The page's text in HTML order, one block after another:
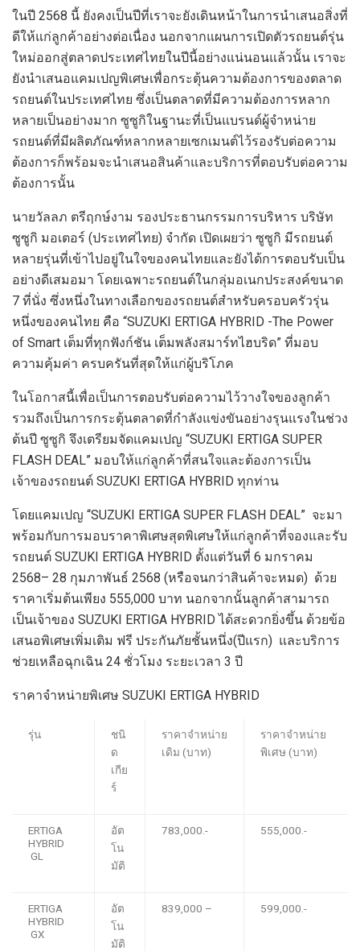
ในปี 2568 นี้ ยังคงเป็นปีที่เราจะยังเดินหน้าในการนำเสนอสิ่งที่
ดีให้แก่ลูกค้าอย่างต่อเนื่อง นอกจากแผนการเปิดตัวรถยนต์รุ่น
ใหม่ออกสู่ตลาดประเทศไทยในปีนี้อย่างแน่นอนแล้วนั้น เราจะ
ยังนำเสนอแคมเปญพิเศษเพื่อกระตุ้นความต้องการของตลาด
รถยนต์ในประเทศไทย ซึ่งเป็นตลาดที่มีความต้องการหลาก
หลายเป็นอย่างมาก ซูซูกิในฐานะที่เป็นแบรนด์ผู้จำหน่าย
รถยนต์ที่มีผลิตภัณฑ์หลากหลายเซกเมนต์ไว้รองรับต่อความ
ต้องการก็พร้อมจะนำเสนอสินค้าและบริการที่ตอบรับต่อความ
ต้องการนั้น
นายวัลลภ ตรีฤกษ์งาม รองประธานกรรมการบริหาร บริษัท
ซูซูกิ มอเตอร์ (ประเทศไทย) จำกัด เปิดเผยว่า ซูซูกิ มีรถยนต์
หลายรุ่นที่เข้าไปอยู่ในใจของคนไทยและยังได้การตอบรับเป็น
อย่างดีเสมอมา โดยเฉพาะรถยนต์ในกลุ่มอเนกประสงค์ขนาด
7 ที่นั่ง ซึ่งหนึ่งในทางเลือกของรถยนต์สำหรับครอบครัวรุ่น
หนึ่งของคนไทย คือ “SUZUKI ERTIGA HYBRID -The Power
of Smart เต็มที่ทุกฟังก์ชัน เต็มพลังสมาร์ทไฮบริด” ที่มอบ
ความคุ้มค่า ครบครันที่สุดให้แก่ผู้บริโภค
ในโอกาสนี้เพื่อเป็นการตอบรับต่อความไว้วางใจของลูกค้า
รวมถึงเป็นการกระตุ้นตลาดที่กำลังแข่งขันอย่างรุนแรงในช่วง
ต้นปี ซูซูกิ จึงเตรียมจัดแคมเปญ “SUZUKI ERTIGA SUPER
FLASH DEAL” มอบให้แก่ลูกค้าที่สนใจและต้องการเป็น
เจ้าของรถยนต์ SUZUKI ERTIGA HYBRID ทุกท่าน
โดยแคมเปญ “SUZUKI ERTIGA SUPER FLASH DEAL” จะมา
พร้อมกับการมอบราคาพิเศษสุดพิเศษให้แก่ลูกค้าที่จองและรับ
รถยนต์ SUZUKI ERTIGA HYBRID ตั้งแต่วันที่ 6 มกราคม
2568– 28 กุมภาพันธ์ 2568 (หรือจนกว่าสินค้าจะหมด) ด้วย
ราคาเริ่มต้นเพียง 555,000 บาท นอกจากนั้นลูกค้าสามารถ
เป็นเจ้าของ SUZUKI ERTIGA HYBRIDได้สะดวกยิ่งขึ้น ด้วยข้อ
เสนอพิเศษเพิ่มเติม ฟรี ประกันภัยชั้นหนึ่ง(ปีแรก) และบริการ
ช่วยเหลือฉุกเฉิน 24 ชั่วโมง ระยะเวลา 3 ปี
ราคาจำหน่ายพิเศษ SUZUKI ERTIGA HYBRID
รุ่น
ชนิ
ด
เกีย
ร์
ราคาจำหน่าย
เดิม (บาท)
ราคาจำหน่าย
พิเศษ (บาท)
ERTIGA
HYBRID
GL
อัต
โน
มัติ
783,000 .- 555,000 .-
ERTIGA
HYBRID
GX
อัต
โน
มัติ
839,000 – 599,000 .-